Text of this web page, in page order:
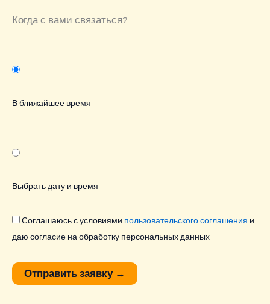
Когда с вами связаться?
В ближайшее время
Выбрать дату и время
Соглашаюсь с условиями пользовательского соглашения и
даю согласие на обработку персональных данных
Отправить заявку →